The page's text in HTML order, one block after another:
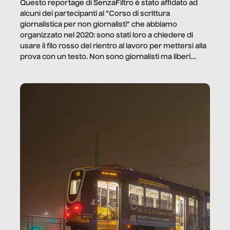
Questo reportage di SenzaFiltro è stato affidato ad
alcuni dei partecipanti al “Corso di scrittura
giornalistica per non giornalisti” che abbiamo
organizzato nel 2020: sono stati loro a chiedere di
usare il filo rosso del rientro al lavoro per mettersi alla
prova con un testo. Non sono giornalisti ma liberi